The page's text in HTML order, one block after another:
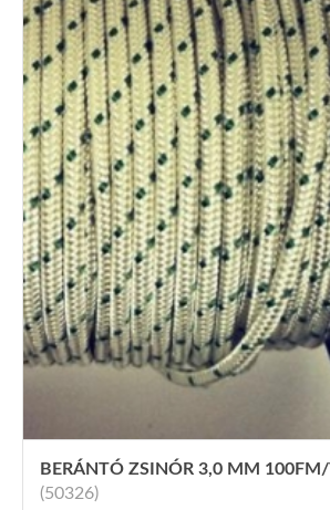
BERÁNTÓ ZSINÓR 3,0 MM 100FM/
(50326)